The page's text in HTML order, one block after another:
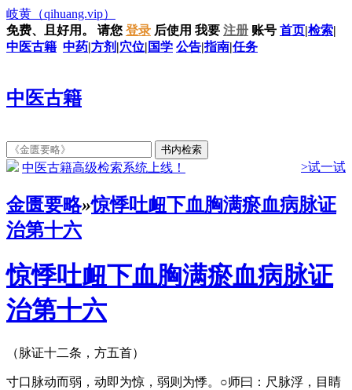
岐黄 （qihuang.vip）
免费、且好用。
请您 登录 后使用 我要 注册 账号 首页|检索|
中医古籍 中药|方剂 |穴位| 国学 公告|指南|任务
中医古籍
中医古籍高级检索系统上线！ >试一试
金匮要略»惊悸吐衄下血胸满瘀血病脉证
治第十六
惊悸吐衄下血胸满瘀血病脉证
治第十六
（脉证十二条，方五首）
寸口脉动而弱，动即为惊，弱则为悸。○师曰：尺脉浮，目睛